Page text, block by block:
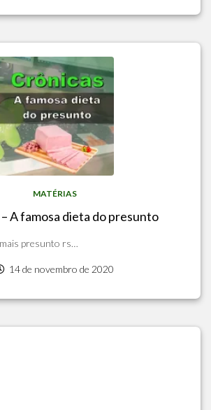
MATÉRIAS
A famosa dieta do presunto
presunto rs…
14 de novembro de 2020